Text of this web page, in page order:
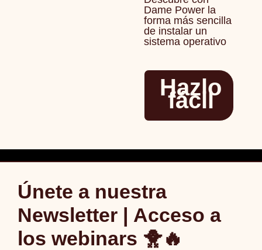
Dame Power la
forma más sencilla
de instalar un
sistema operativo
Hazlo
fácil
Únete a nuestra
Newsletter | Acceso a
los webinars 🐥🔥